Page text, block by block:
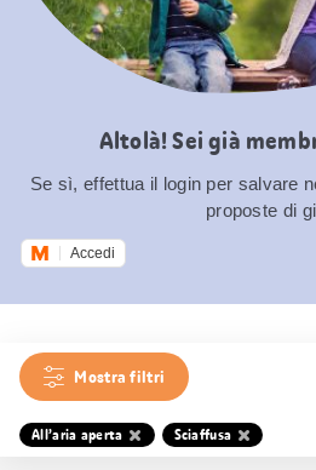
Altolà! Sei già
Se sì, effettua il login per salvare
proposte di
Accedi
Mostra filtri
All’aria aperta Sciaffusa